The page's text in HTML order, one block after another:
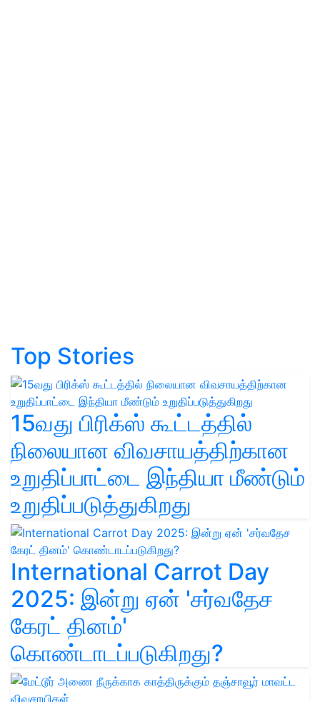
Top Stories
15வது பிரிக்ஸ் கூட்டத்தில்
நிலையான விவசாயத்திற்கான
உறுதிப்பாட்டை இந்தியா மீண்டும்
உறுதிப்படுத்துகிறது
International Carrot Day
2025: இன்று ஏன் 'சர்வதேச
கேரட் தினம்'
கொண்டாடப்படுகிறது?